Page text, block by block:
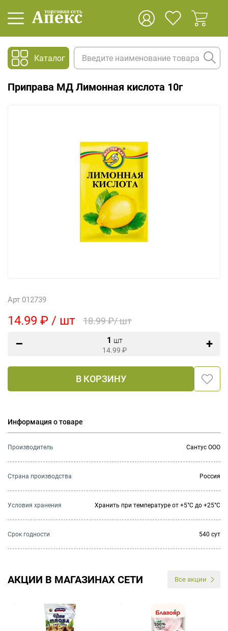
Каталог
Приправа МД Лимонная кислота 10г
Арт 012739
14.99 ₽ / шт 18.99 ₽/ шт
1 шт
14.99 ₽
В КОРЗИНУ
Информация о товаре
Производитель Сантус ООО
Страна производства Россия
Условия хранения Хранить при температуре от +5°С до +25°С
Cрок годности 540 сут
АКЦИИ В МАГАЗИНАХ СЕТИ Все акции